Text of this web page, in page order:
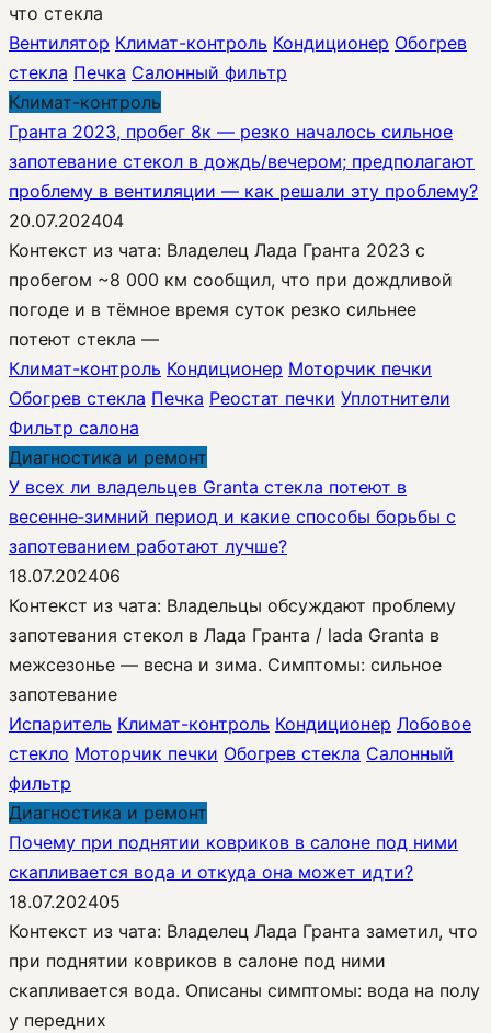
что стекла
Вентилятор Климат-контроль Кондиционер Обогрев
стекла Печка Салонный фильтр
Климат-контроль
Гранта 2023, пробег 8к — резко началось сильное
запотевание стекол в дождь/вечером; предполагают
проблему в вентиляции — как решали эту проблему?
20.07.202404
Контекст из чата: Владелец Лада Гранта 2023 с
пробегом ~8 000 км сообщил, что при дождливой
погоде и в тёмное время суток резко сильнее
потеют стекла —
Климат-контроль Кондиционер Моторчик печки
Обогрев стекла Печка Реостат печки Уплотнители
Фильтр салона
Диагностика и ремонт
У всех ли владельцев Granta стекла потеют в
весенне‑зимний период и какие способы борьбы с
запотеванием работают лучше?
18.07.202406
Контекст из чата: Владельцы обсуждают проблему
запотевания стекол в Лада Гранта / lada Granta в
межсезонье — весна и зима. Симптомы: сильное
запотевание
Испаритель Климат-контроль Кондиционер Лобовое
стекло Моторчик печки Обогрев стекла Салонный
фильтр
Диагностика и ремонт
Почему при поднятии ковриков в салоне под ними
скапливается вода и откуда она может идти?
18.07.202405
Контекст из чата: Владелец Лада Гранта заметил, что
при поднятии ковриков в салоне под ними
скапливается вода. Описаны симптомы: вода на полу
у передних